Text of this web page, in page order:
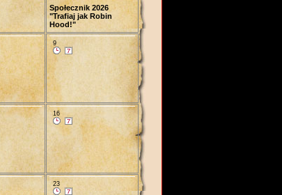
Społecznik 2026
"Trafiaj jak Robin
Hood!"
9
16
23